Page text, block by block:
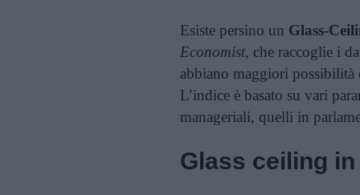
Esiste persino un Glass-
Economist, che raccoglie i
abbiano maggiori possibilità
L’indice è basato su vari
manageriali, quelli in
Glass ceiling